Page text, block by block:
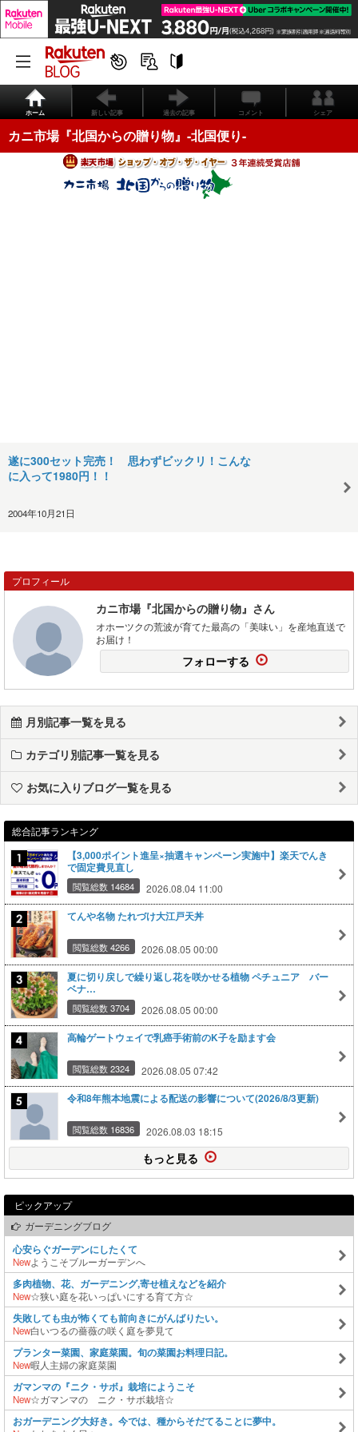
ホーム 新しい記事 過去の記事 コメント シェア
カニ市場『北国からの贈り物』-北国便り-
遂に300セット完売！ 思わずビックリ！こんな
に入って1980円！！
2004年10月21日
プロフィール
カニ市場『北国からの贈り物』さん
オホーツクの荒波が育てた最高の「美味い」を産地直送で
お届け！
フォローする
月別記事一覧を見る
カテゴリ別記事一覧を見る
お気に入りブログ一覧を見る
総合記事ランキング
【3,000ポイント進呈×抽選キャンペーン実施中】楽天でんき
で固定費見直し
閲覧総数 14684 2026.08.04 11:00
てんや名物 たれづけ大江戸天丼
閲覧総数 4266 2026.08.05 00:00
夏に切り戻しで繰り返し花を咲かせる植物 ペチュニア バー
ベナ…
閲覧総数 3704 2026.08.05 00:00
高輪ゲートウェイで乳癌手術前のK子を励ます会
閲覧総数 2324 2026.08.05 07:42
令和8年熊本地震による配送の影響について(2026/8/3更新)
閲覧総数 16836 2026.08.03 18:15
もっと見る
ピックアップ
ガーデニングブログ
心安らぐガーデンにしたくて
Newようこそブルーガーデンへ
多肉植物、花、ガーデニング,寄せ植えなどを紹介
New☆狭い庭を花いっぱいにする育て方☆
失敗しても虫が怖くても前向きにがんばりたい。
New白いつるの薔薇の咲く庭を夢見て
プランター菜園、家庭菜園。旬の菜園お料理日記。
New暇人主婦の家庭菜園
ガマンマの『ニク・サボ』栽培にようこそ
New☆ガマンマの ニク・サボ栽培☆
おガーデニング大好き。今では、種からそだてることに夢中。